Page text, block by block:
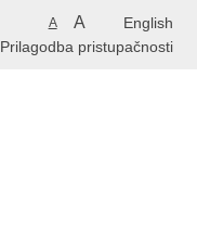
English
A A
Prilagodba pristupačnosti